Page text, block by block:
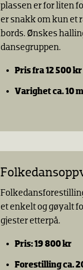
plassen er for liten
er snakk om kun et
bords. Ønskes
dansegruppen.
Pris fra 12 500kr
Varighet ca. 10
et enkelt og gøyalt
gjester etterpå.
Pris:19 800 kr
Forestilling ca.